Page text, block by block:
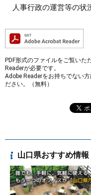
人事行政の運営等の状
PDF形式のファイルをご覧い
Readerが必要です。
Adobe Readerをお持ちでない
ださい。（無料）
山口県おすすめ情報